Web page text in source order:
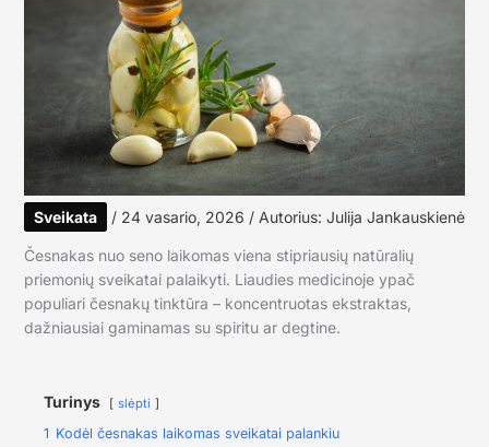
Sveikata / 24 vasario, 2026 / Autorius: Julija Jankauskienė
Česnakas nuo seno laikomas viena stipriausių natūralių
priemonių sveikatai palaikyti. Liaudies medicinoje ypač
populiari česnakų tinktūra – koncentruotas ekstraktas,
dažniausiai gaminamas su spiritu ar degtine.
Turinys slėpti
1 Kodėl česnakas laikomas sveikatai palankiu